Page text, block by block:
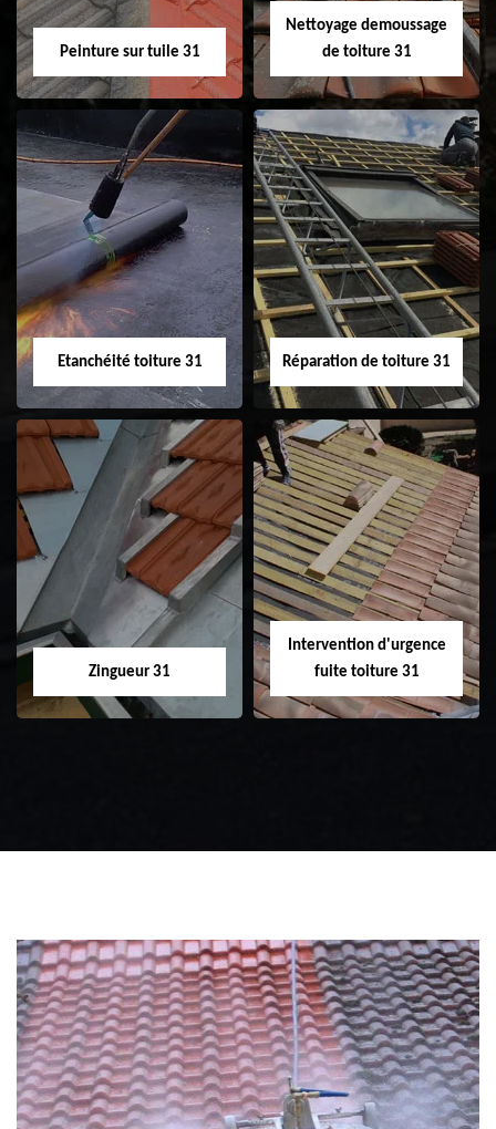
Peinture sur tuile 31
Peinture sur tuile
31
Nettoyage demoussage
de toiture 31
Nettoyage
demoussage de
toiture 31
Etanchéité toiture 31
Etanchéité toiture
31
Réparation de toiture 31
Réparation de
toiture 31
Zingueur 31
Intervention d'urgence
fuite toiture 31